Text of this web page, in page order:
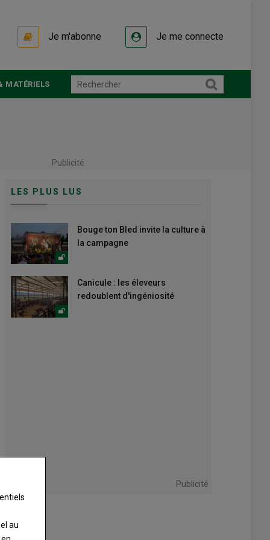
Je m'abonne Je me connecte
MATÉRIELS
Publicité
LES PLUS LUS
Bouge ton Bled invite la culture à
la campagne
Canicule : les éleveurs
redoublent d'ingéniosité
Publicité
au